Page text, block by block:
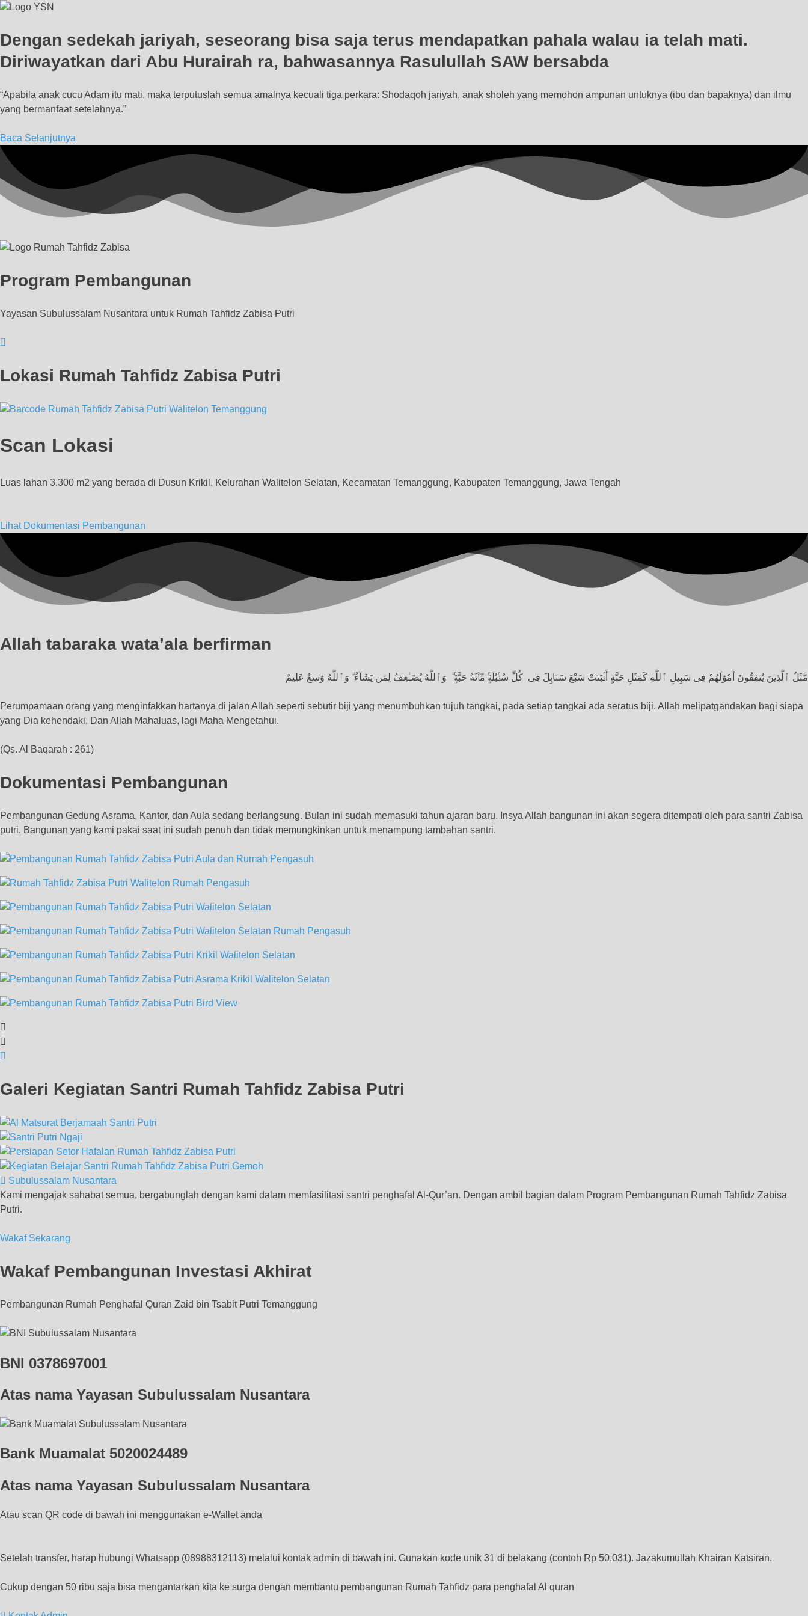
Dengan sedekah jariyah, seseorang bisa saja terus mendapatkan pahala walau ia telah mati.
Diriwayatkan dari Abu Hurairah ra, bahwasannya Rasulullah SAW bersabda
“Apabila anak cucu Adam itu mati, maka terputuslah semua amalnya kecuali tiga perkara: Shodaqoh jariyah, anak sholeh yang memohon ampunan untuknya (ibu dan bapaknya) dan ilmu
yang bermanfaat setelahnya.”
Baca Selanjutnya
Program Pembangunan
Yayasan Subulussalam Nusantara untuk Rumah Tahfidz Zabisa Putri
Lokasi Rumah Tahfidz Zabisa Putri
Scan Lokasi
Luas lahan 3.300 m2 yang berada di Dusun Krikil, Kelurahan Walitelon Selatan, Kecamatan Temanggung, Kabupaten Temanggung, Jawa Tengah
Lihat Dokumentasi Pembangunan
Allah tabaraka wata’ala berfirman
مَّثَلُ ٱلَّذِينَ يُنفِقُونَ أَمْوَٰلَهُمْ فِى سَبِيلِ ٱللَّهِ كَمَثَلِ حَبَّةٍ أَنۢبَتَتْ سَبْعَ سَنَابِلَ فِى كُلِّ سُنۢبُلَةٍۢ مِّا۟ئَةُ حَبَّةٍۢ ۗ وَٱللَّهُ يُضَـٰعِفُ لِمَن يَشَآءُ ۗ وَٱللَّهُ وَٰسِعٌ عَلِيمٌ
Perumpamaan orang yang menginfakkan hartanya di jalan Allah seperti sebutir biji yang menumbuhkan tujuh tangkai, pada setiap tangkai ada seratus biji. Allah melipatgandakan bagi siapa
yang Dia kehendaki, Dan Allah Mahaluas, lagi Maha Mengetahui.
(Qs. Al Baqarah : 261)
Dokumentasi Pembangunan
Pembangunan Gedung Asrama, Kantor, dan Aula sedang berlangsung. Bulan ini sudah memasuki tahun ajaran baru. Insya Allah bangunan ini akan segera ditempati oleh para santri Zabisa
putri. Bangunan yang kami pakai saat ini sudah penuh dan tidak memungkinkan untuk menampung tambahan santri.
Galeri Kegiatan Santri Rumah Tahfidz Zabisa Putri
Subulussalam Nusantara
Kami mengajak sahabat semua, bergabunglah dengan kami dalam memfasilitasi santri penghafal Al-Qur’an. Dengan ambil bagian dalam Program Pembangunan Rumah Tahfidz Zabisa
Putri.
Wakaf Sekarang
Wakaf Pembangunan Investasi Akhirat
Pembangunan Rumah Penghafal Quran Zaid bin Tsabit Putri Temanggung
BNI 0378697001
Atas nama Yayasan Subulussalam Nusantara​​
Bank Muamalat 5020024489​
Atas nama Yayasan Subulussalam Nusantara​​
Atau scan QR code di bawah ini menggunakan e-Wallet anda
Setelah transfer, harap hubungi Whatsapp (08988312113) melalui kontak admin di bawah ini. Gunakan kode unik 31 di belakang (contoh Rp 50.031). Jazakumullah Khairan Katsiran.
Cukup dengan 50 ribu saja bisa mengantarkan kita ke surga dengan membantu pembangunan Rumah Tahfidz para penghafal Al quran